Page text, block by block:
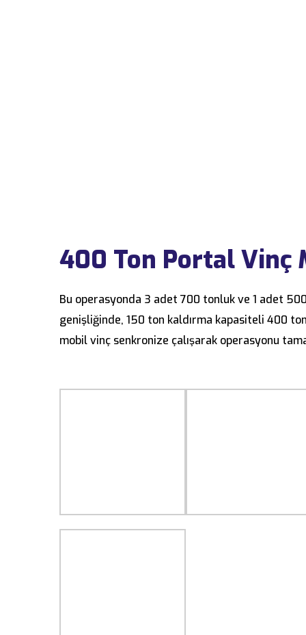
400 Ton Portal Vinç
Bu operasyonda 3 adet 700 tonluk ve 1 adet
genişliğinde, 150 ton kaldırma kapasiteli 400
mobil vinç senkronize çalışarak operasyonu